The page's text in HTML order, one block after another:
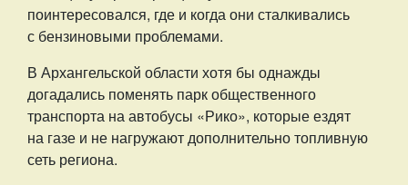
поинтересовался, где и когда они сталкивались
с бензиновыми проблемами.
В Архангельской области хотя бы однажды
догадались поменять парк общественного
транспорта на автобусы «Рико», которые ездят
на газе и не нагружают дополнительно топливную
сеть региона.